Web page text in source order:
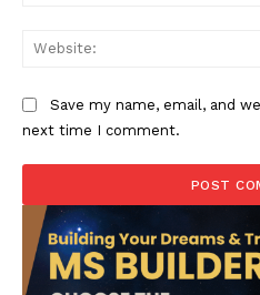
Save my name, email, and
next time I comment.